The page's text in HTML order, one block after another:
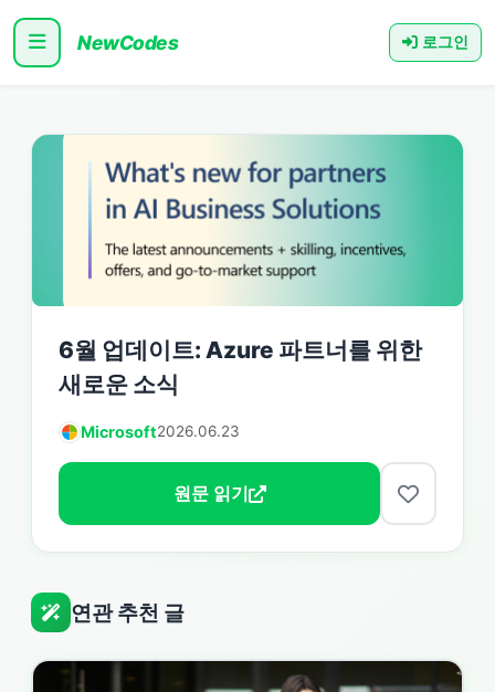
NewCodes 로그인
6월 업데이트: Azure 파트너를 위한
새로운 소식
Microsoft2026.06.23
원문 읽기
연관 추천 글